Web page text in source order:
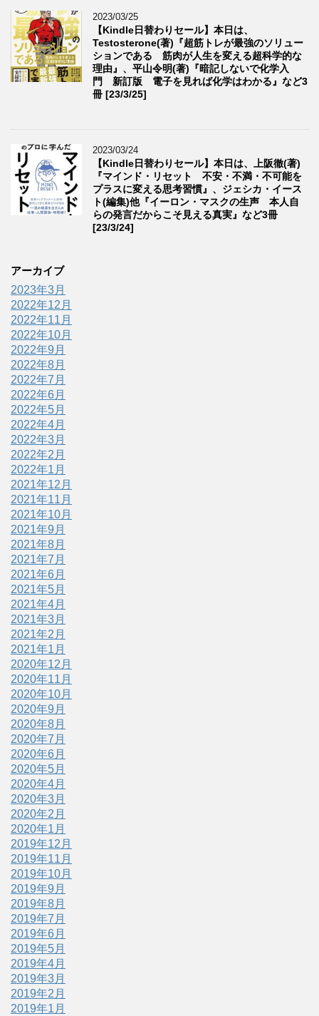
2023/03/25
【Kindle日替わりセール】本日は、
Testosterone(著)『超筋トレが最強のソリュー
ションである 筋肉が人生を変える超科学的な
理由』、平山令明(著)『暗記しないで化学入
門 新訂版 電子を見れば化学はわかる』など3
冊 [23/3/25]
2023/03/24
【Kindle日替わりセール】本日は、上阪徹(著)
『マインド・リセット 不安・不満・不可能を
プラスに変える思考習慣』、ジェシカ・イース
ト(編集)他『イーロン・マスクの生声 本人自
らの発言だからこそ見える真実』など3冊
[23/3/24]
アーカイブ
2023年3月
2022年12月
2022年11月
2022年10月
2022年9月
2022年8月
2022年7月
2022年6月
2022年5月
2022年4月
2022年3月
2022年2月
2022年1月
2021年12月
2021年11月
2021年10月
2021年9月
2021年8月
2021年7月
2021年6月
2021年5月
2021年4月
2021年3月
2021年2月
2021年1月
2020年12月
2020年11月
2020年10月
2020年9月
2020年8月
2020年7月
2020年6月
2020年5月
2020年4月
2020年3月
2020年2月
2020年1月
2019年12月
2019年11月
2019年10月
2019年9月
2019年8月
2019年7月
2019年6月
2019年5月
2019年4月
2019年3月
2019年2月
2019年1月